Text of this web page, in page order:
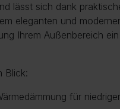
lässt sich dank
eleganten und
Ihrem Außenbereich
Blick:
für